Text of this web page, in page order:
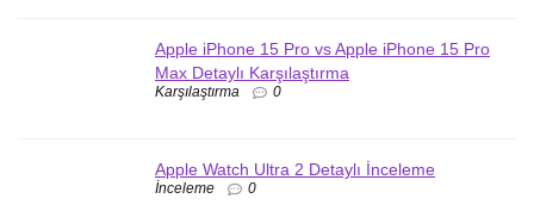
Apple iPhone 15 Pro vs Apple iPhone 15 Pro
Max Detaylı Karşılaştırma
Karşılaştırma 0
Apple Watch Ultra 2 Detaylı İnceleme
İnceleme 0